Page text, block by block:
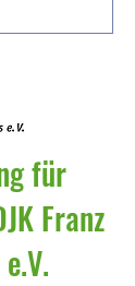
für
Franz